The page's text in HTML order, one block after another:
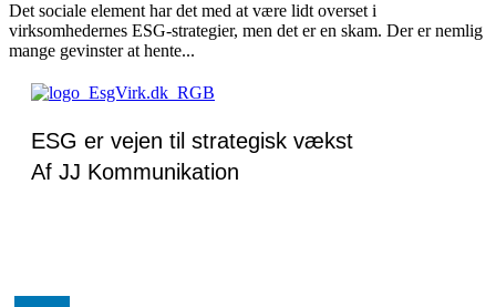
Det sociale element har det med at være lidt overset i
virksomhedernes ESG-strategier, men det er en skam. Der er nemlig
mange gevinster at hente...
ESG er vejen til strategisk vækst
Af JJ Kommunikation